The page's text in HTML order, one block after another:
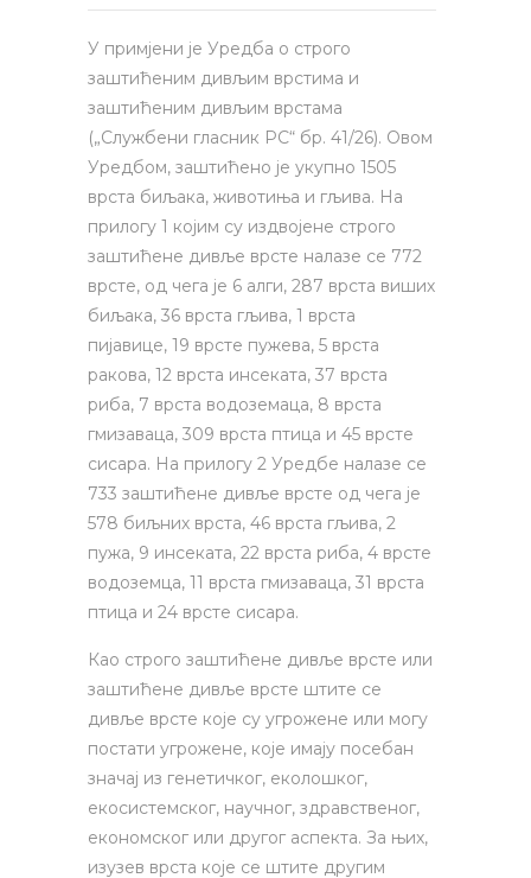
У примјени је Уредба о строго
заштићеним дивљим врстима и
заштићеним дивљим врстама
(„Службени гласник РС“ бр. 41/26). Овом
Уредбом, заштићено је укупно 1505
врста биљака, животиња и гљива. На
прилогу 1 којим су издвојене строго
заштићене дивље врсте налазе се 772
врсте, од чега је 6 алги, 287 врста виших
биљака, 36 врста гљива, 1 врста
пијавице, 19 врсте пужева, 5 врста
ракова, 12 врста инсеката, 37 врста
риба, 7 врста водоземаца, 8 врста
гмизаваца, 309 врста птица и 45 врсте
сисара. На прилогу 2 Уредбе налазе се
733 заштићене дивље врсте од чега је
578 биљних врста, 46 врста гљива, 2
пужа, 9 инсеката, 22 врста риба, 4 врсте
водоземца, 11 врста гмизаваца, 31 врста
птица и 24 врсте сисара.
Као строго заштићене дивље врсте или
заштићене дивље врсте штите се
дивље врсте које су угрожене или могу
постати угрожене, које имају посебан
значај из генетичког, еколошког,
екосистемског, научног, здравственог,
економског или другог аспекта. За њих,
изузев врста које се штите другим